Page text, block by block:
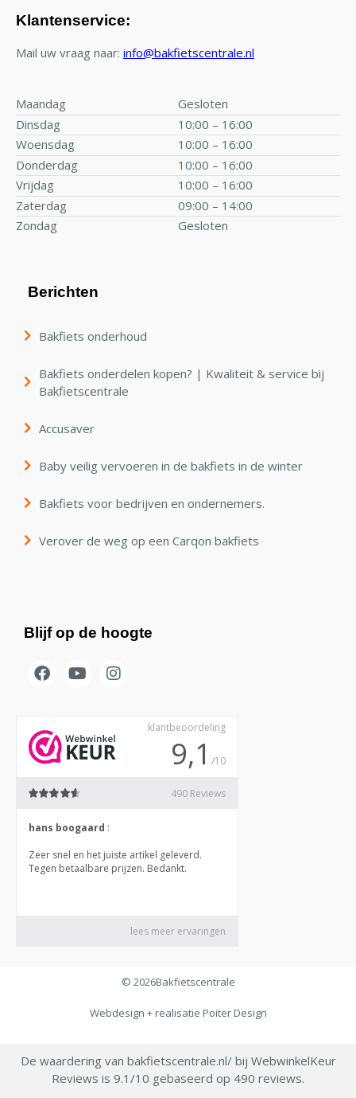
Klantenservice:
Mail uw vraag naar: info@bakfietscentrale.nl
Maandag
Gesloten
Dinsdag
10:00 – 16:00
Woensdag
10:00 – 16:00
Donderdag
10:00 – 16:00
Vrijdag
10:00 – 16:00
Zaterdag
09:00 – 14:00
Zondag
Gesloten
Berichten
Bakfiets onderhoud
Bakfiets onderdelen kopen? | Kwaliteit & service bij
Bakfietscentrale
Accusaver
Baby veilig vervoeren in de bakfiets in de winter
Bakfiets voor bedrijven en ondernemers.
Verover de weg op een Carqon bakfiets
Blijf op de hoogte
© 2026Bakfietscentrale
Webdesign + realisatie Poiter Design
De waardering van bakfietscentrale.nl/ bij WebwinkelKeur
Reviews is 9.1/10 gebaseerd op 490 reviews.